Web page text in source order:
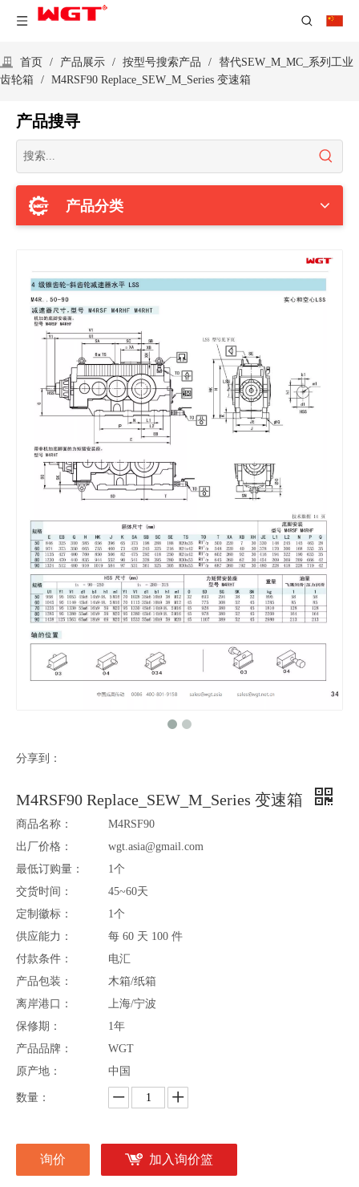
首页 / 产品展示 / 按型号搜索产品 / 替代SEW_M_MC_系列工业
齿轮箱 / M4RSF90 Replace_SEW_M_Series 变速箱
产品搜寻
产品分类
分享到：
M4RSF90 Replace_SEW_M_Series 变速箱
商品名称：
M4RSF90
出厂价格：
wgt.asia@gmail.com
最低订购量：
1个
交货时间：
45~60天
定制徽标：
1个
供应能力：
每 60 天 100 件
付款条件：
电汇
产品包装：
木箱/纸箱
离岸港口：
上海/宁波
保修期：
1年
产品品牌：
WGT
原产地：
中国
数量：
询价 加入询价篮